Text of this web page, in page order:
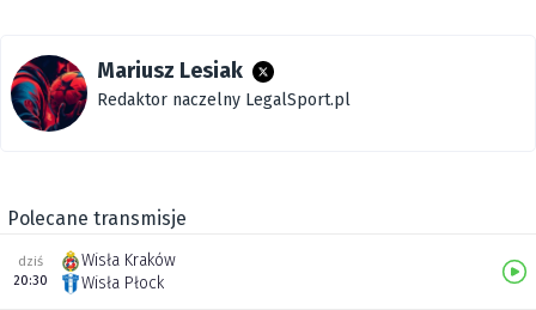
Mariusz Lesiak
Redaktor naczelny LegalSport.pl
Polecane transmisje
dziś
20:30
Wisła Kraków
Wisła Płock